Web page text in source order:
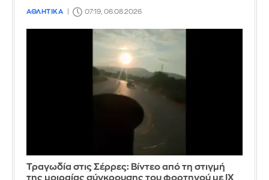
ΑΘΛΗΤΙΚΑ 07:19, 06.08.2026
Τραγωδία στις Σέρρες: Βίντεο από τη στιγμή
της μοιραίας σύγκρουσης του φορτηγού με ΙΧ